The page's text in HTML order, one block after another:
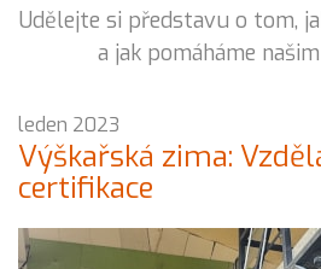
Udělejte si představu o tom,
a jak pomáháme
leden 2023
Výškařská zima:
certifikace